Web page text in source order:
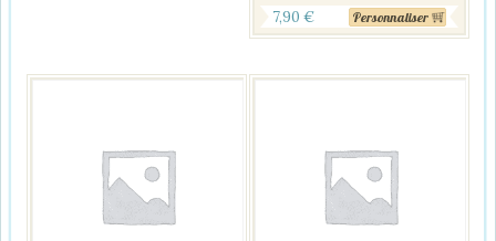
7,90 € Personnaliser